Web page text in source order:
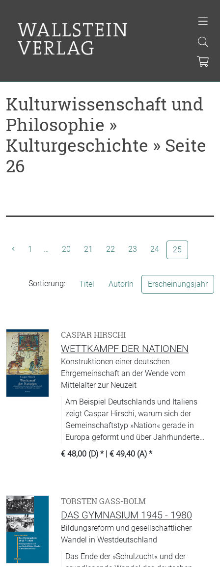
Kulturwissenschaft und
Philosophie »
Kulturgeschichte » Seite
26
1 … 20 21 22 23 24 25
Sortierung: Titel AutorIn Erscheinungsjahr
CASPAR HIRSCHI
WETTKAMPF DER NATIONEN
Konstruktionen einer deutschen
Ehrgemeinschaft an der Wende vom
Mittelalter zur Neuzeit
Am Beispiel Deutschlands und Italiens
zeigt Caspar Hirschi, warum sich der
Gemeinschaftstyp »Nation« gerade in
Europa geformt und über Jahrhunderte
gehalten hat.
€ 48,00 (D) * | € 49,40 (A) *
TORSTEN GASS-BOLM
DAS GYMNASIUM 1945 - 1980
Bildungsreform und gesellschaftlicher
Wandel in Westdeutschland
Das Ende der »Schulzucht« und der